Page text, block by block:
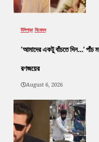
টলিপাড়া বিনোদন
‘আমাদের একটু বাঁচতে দিন…’ পাঁচ
রণজয়ের
August 6, 2026